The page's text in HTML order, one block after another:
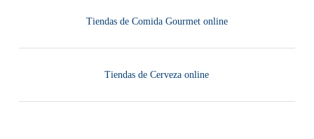
Tiendas de Comida Gourmet online
Tiendas de Cerveza online